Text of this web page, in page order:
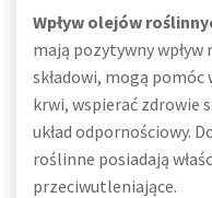
Wpływ olejów
mają pozytywny
składowi, mogą
krwi, wspierać zdrowie
układ odpornościowy.
roślinne posiadają
przeciwutleniające.